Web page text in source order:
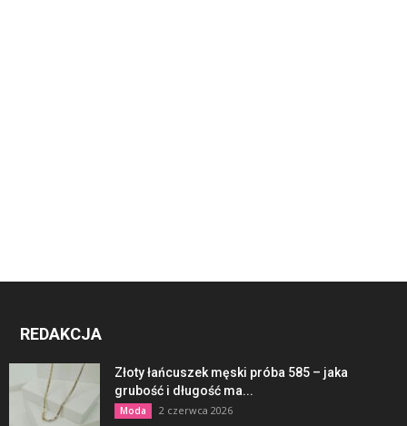
REDAKCJA
Złoty łańcuszek męski próba 585 – jaka
grubość i długość ma...
Moda 2 czerwca 2026